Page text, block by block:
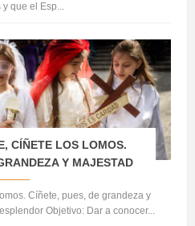
y que el Esp...
CÍÑETE LOS LOMOS.
Y MAJESTAD
Cíñete, pues, de grandeza y
Objetivo: Dar a conocer...